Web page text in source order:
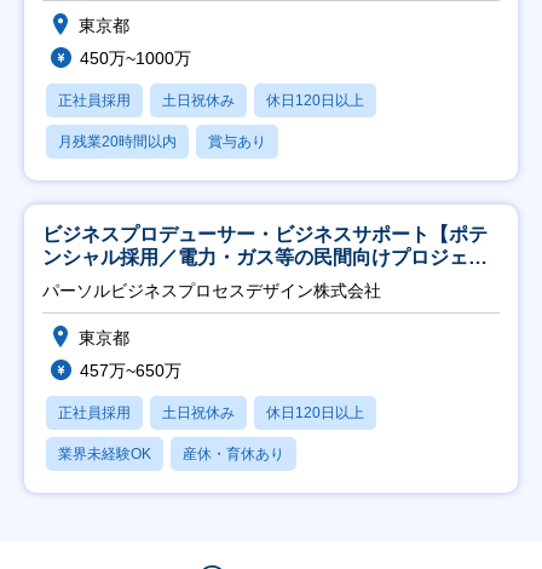
東京都
450万~1000万
正社員採用 土日祝休み 休日120日以上
月残業20時間以内 賞与あり
ビジネスプロデューサー・ビジネスサポート【ポテ
ンシャル採用／電力・ガス等の民間向けプロジェク
ト推進】
パーソルビジネスプロセスデザイン株式会社
東京都
457万~650万
正社員採用 土日祝休み 休日120日以上
業界未経験OK 産休・育休あり